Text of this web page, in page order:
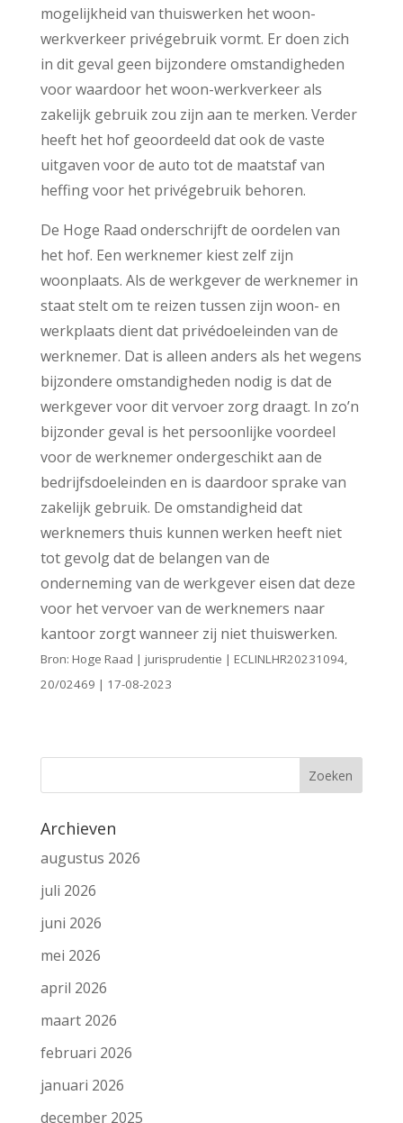
mogelijkheid van thuiswerken het woon-
werkverkeer privégebruik vormt. Er doen zich
in dit geval geen bijzondere omstandigheden
voor waardoor het woon-werkverkeer als
zakelijk gebruik zou zijn aan te merken. Verder
heeft het hof geoordeeld dat ook de vaste
uitgaven voor de auto tot de maatstaf van
heffing voor het privégebruik behoren.
De Hoge Raad onderschrijft de oordelen van
het hof. Een werknemer kiest zelf zijn
woonplaats. Als de werkgever de werknemer in
staat stelt om te reizen tussen zijn woon- en
werkplaats dient dat privédoeleinden van de
werknemer. Dat is alleen anders als het wegens
bijzondere omstandigheden nodig is dat de
werkgever voor dit vervoer zorg draagt. In zo’n
bijzonder geval is het persoonlijke voordeel
voor de werknemer ondergeschikt aan de
bedrijfsdoeleinden en is daardoor sprake van
zakelijk gebruik. De omstandigheid dat
werknemers thuis kunnen werken heeft niet
tot gevolg dat de belangen van de
onderneming van de werkgever eisen dat deze
voor het vervoer van de werknemers naar
kantoor zorgt wanneer zij niet thuiswerken.
Bron: Hoge Raad | jurisprudentie | ECLINLHR20231094,
20/02469 | 17-08-2023
Archieven
augustus 2026
juli 2026
juni 2026
mei 2026
april 2026
maart 2026
februari 2026
januari 2026
december 2025